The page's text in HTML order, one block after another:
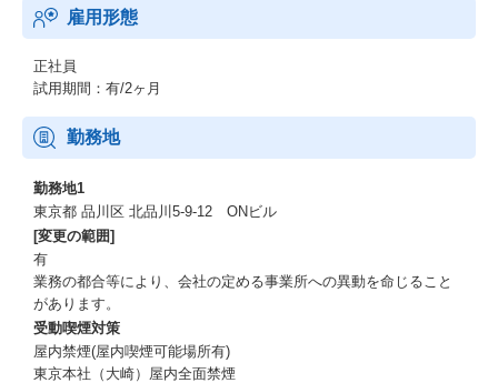
雇用形態
正社員
試用期間：有/2ヶ月
勤務地
勤務地1
東京都 品川区 北品川5-9-12 ONビル
[変更の範囲]
有
業務の都合等により、会社の定める事業所への異動を命じること
があります。
受動喫煙対策
屋内禁煙(屋内喫煙可能場所有)
東京本社（大崎）屋内全面禁煙